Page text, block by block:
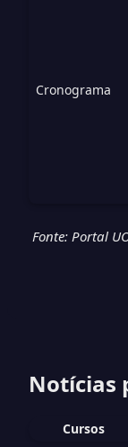
Cronograma
Fonte: Portal
Notícias
Cursos